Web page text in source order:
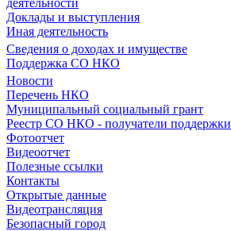
деятельности
Доклады и выступления
Иная деятельность
Сведения о доходах и имуществе
Поддержка СО НКО
Новости
Перечень НКО
Муниципальный социальный грант
Реестр СО НКО - получатели поддержки
Фотоотчет
Видеоотчет
Полезные ссылки
Контакты
Открытые данные
Видеотрансляция
Безопасный город